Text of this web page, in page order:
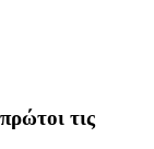
τις